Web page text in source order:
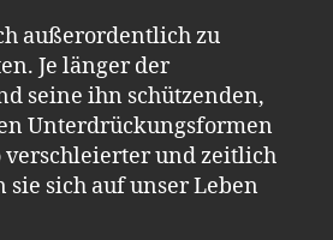
außerordentlich zu
Je länger der
seine ihn schützenden,
Unterdrückungsformen
verschleierter und zeitlich
sich auf unser Leben